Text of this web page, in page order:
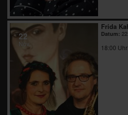
22
Nov.
Frida
Datum:
18:00 Uhr